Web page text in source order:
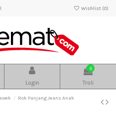
Wishlist (0)
Login
0
Troli
Rok Panjang Jeans Anak